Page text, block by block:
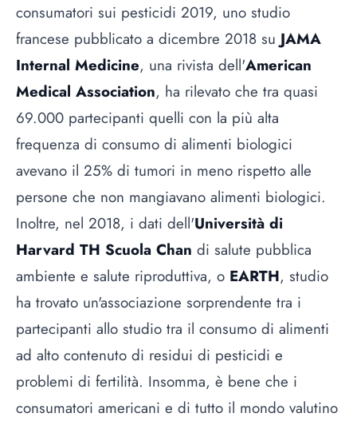
consumatori sui pesticidi 2019, uno studio
francese pubblicato a dicembre 2018 su JAMA
Internal Medicine, una rivista dell'American
Medical Association, ha rilevato che tra quasi
69.000 partecipanti quelli con la più alta
frequenza di consumo di alimenti biologici
avevano il 25% di tumori in meno rispetto alle
persone che non mangiavano alimenti biologici.
Inoltre, nel 2018, i dati dell'Università di
Harvard TH Scuola Chan di salute pubblica
ambiente e salute riproduttiva, o EARTH, studio
ha trovato un'associazione sorprendente tra i
partecipanti allo studio tra il consumo di alimenti
ad alto contenuto di residui di pesticidi e
problemi di fertilità. Insomma, è bene che i
consumatori americani e di tutto il mondo valutino